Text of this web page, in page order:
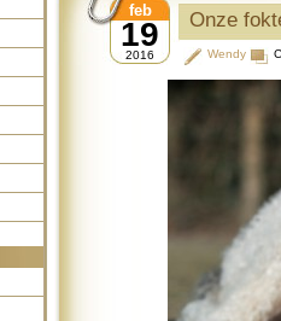
Onze
19
feb
2016 Wendy